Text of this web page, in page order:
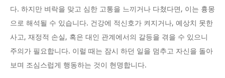
다. 하지만 벼락을 맞고 심한 고통을 느끼거나 다쳤다면, 이는 흉몽
으로 해석될 수 있습니다. 건강에 적신호가 켜지거나, 예상치 못한
사고, 재정적 손실, 혹은 대인 관계에서의 갈등을 겪을 수 있으니
주의가 필요합니다. 이럴 때는 잠시 하던 일을 멈추고 자신을 돌아
보며 조심스럽게 행동하는 것이 현명합니다.